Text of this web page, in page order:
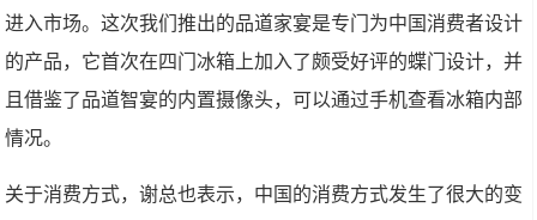
进入市场。这次我们推出的品道家宴是专门为中国消费者设计
的产品，它首次在四门冰箱上加入了颇受好评的蝶门设计，并
且借鉴了品道智宴的内置摄像头，可以通过手机查看冰箱内部
情况。
关于消费方式，谢总也表示，中国的消费方式发生了很大的变